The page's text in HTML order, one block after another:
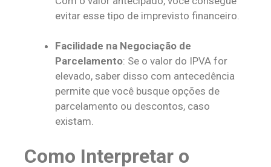
evitar esse tipo de imprevisto financeiro.
Facilidade na Negociação de
Parcelamento: Se o valor do IPVA for
elevado, saber disso com antecedência
permite que você busque opções de
parcelamento ou descontos, caso
existam.
Como Interpretar o